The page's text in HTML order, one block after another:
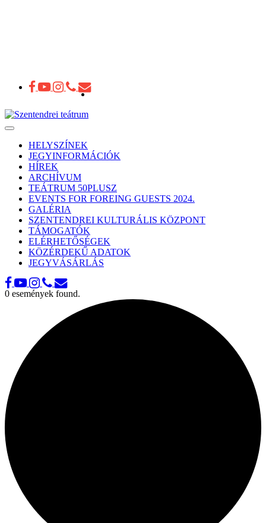
Toggle
navigationHELYSZÍNEK
JEGYINFORMÁCIÓK
HÍREK
ARCHÍVUM
TEÁTRUM 50PLUSZ
EVENTS FOR FOREING GUESTS 2024.
GALÉRIA
SZENTENDREI KULTURÁLIS KÖZPONT
TÁMOGATÓK
ELÉRHETŐSÉGEK
KÖZÉRDEKŰ ADATOK
JEGYVÁSÁRLÁS
0 események found.